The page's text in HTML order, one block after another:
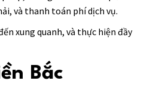
và thanh toán phí dịch vụ.
xung quanh, và thực hiện đầy
Bắc